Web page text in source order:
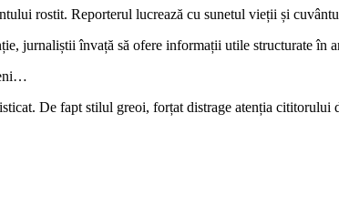
rostit. Reporterul lucrează cu sunetul vieții și
jurnaliștii învață să ofere informații utile structurate în
De fapt stilul greoi, forțat distrage atenția cititorului